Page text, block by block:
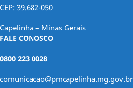
CEP: 39.682-050
Capelinha – Minas Gerais
FALE CONOSCO
0800 223 0028
comunicacao@pmcapelinha.mg.gov.br